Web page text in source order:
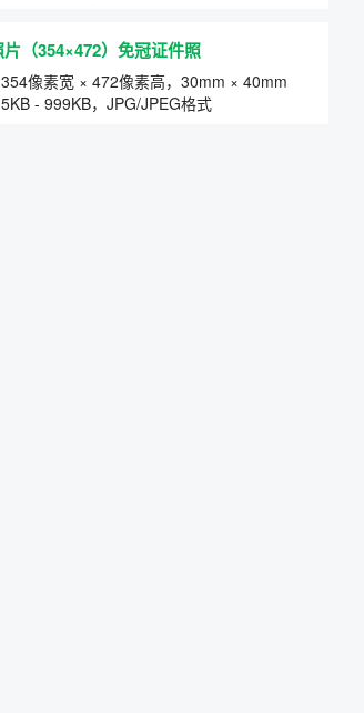
（354×472）免冠证件照
354像素宽 × 472像素高，30mm × 40mm
5KB - 999KB，JPG/JPEG格式